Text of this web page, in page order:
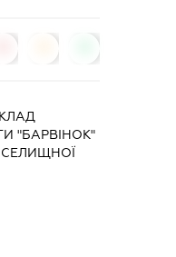
"БАРВІНОК"
СЕЛИЩНОЇ